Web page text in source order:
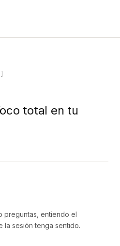
total en tu
preguntas, entiendo el
la sesión tenga sentido.